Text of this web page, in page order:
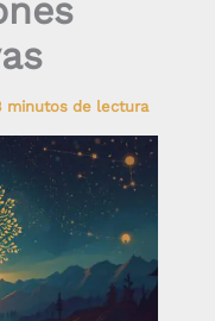
minutos de lectura